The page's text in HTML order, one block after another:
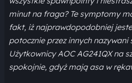
minut na fraga? Te symptomy
fakt, iż najprawdopodobniej
potocznie przez innych
Użytkownicy AOC AG241QX na
spokojnie, gdyż mają asa w